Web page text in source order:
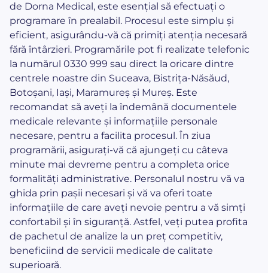
de Dorna Medical, este esențial să efectuați o
programare în prealabil. Procesul este simplu și
eficient, asigurându-vă că primiți atenția necesară
fără întârzieri. Programările pot fi realizate telefonic
la numărul 0330 999 sau direct la oricare dintre
centrele noastre din Suceava, Bistrița-Năsăud,
Botoșani, Iași, Maramureș și Mureș. Este
recomandat să aveți la îndemână documentele
medicale relevante și informațiile personale
necesare, pentru a facilita procesul. În ziua
programării, asigurați-vă că ajungeți cu câteva
minute mai devreme pentru a completa orice
formalități administrative. Personalul nostru vă va
ghida prin pașii necesari și vă va oferi toate
informațiile de care aveți nevoie pentru a vă simți
confortabil și în siguranță. Astfel, veți putea profita
de pachetul de analize la un preț competitiv,
beneficiind de servicii medicale de calitate
superioară.